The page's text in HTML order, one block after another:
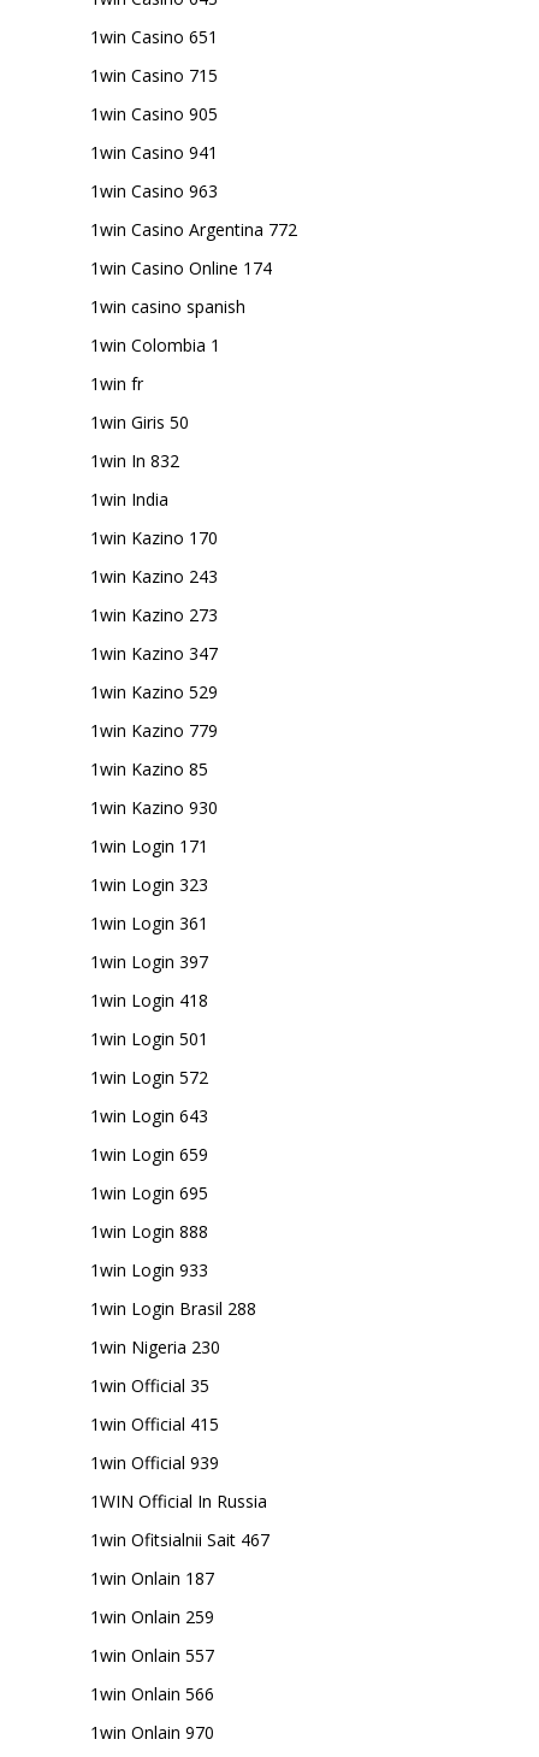
1win Casino 651
1win Casino 715
1win Casino 905
1win Casino 941
1win Casino 963
1win Casino Argentina 772
1win Casino Online 174
1win casino spanish
1win Colombia 1
1win fr
1win Giris 50
1win In 832
1win India
1win Kazino 170
1win Kazino 243
1win Kazino 273
1win Kazino 347
1win Kazino 529
1win Kazino 779
1win Kazino 85
1win Kazino 930
1win Login 171
1win Login 323
1win Login 361
1win Login 397
1win Login 418
1win Login 501
1win Login 572
1win Login 643
1win Login 659
1win Login 695
1win Login 888
1win Login 933
1win Login Brasil 288
1win Nigeria 230
1win Official 35
1win Official 415
1win Official 939
1WIN Official In Russia
1win Ofitsialnii Sait 467
1win Onlain 187
1win Onlain 259
1win Onlain 557
1win Onlain 566
1win Onlain 970